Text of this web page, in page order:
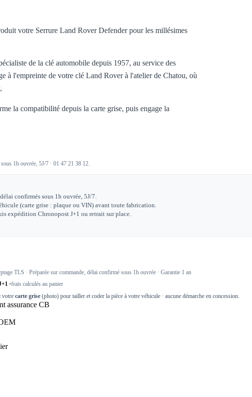
votre Serrure Land Rover Defender pour les millésimes
de la clé automobile depuis 1957, au service des
à l'empreinte de votre clé Land Rover à l'atelier de Chatou, où
la compatibilité depuis la carte grise, puis engage la
1h ouvrée, 5J/7 · 01 47 21 38 12.
confirmés sous 1h ouvrée, 5J/7.
(carte grise : plaque ou VIN) avant toute fabrication.
expédition Chronopost J+1 ou retrait sur place.
TLS · Préparée sur commande, délai confirmé sous 1h ouvrée · Garantie 1 an
·frais calculés au panier
votre carte grise (photo) pour tailler et coder la pièce à votre véhicule · aucune démarche en concession.
assurance CB